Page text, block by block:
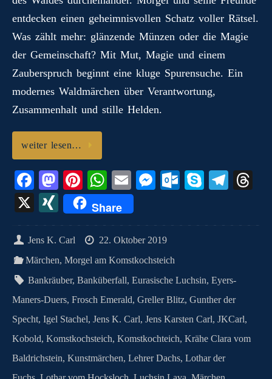
n
t
pp
er .c
o
m
m
G
entdecken einen geheimnisvollen Schatz voller Rätsel.
Was zählt mehr: glänzende Münzen oder die Magie
der Gemeinschaft? Mit Mut, Magie und einem
Zauberspruch beginnt eine kluge Spurensuche. Ein
modernes Waldmärchen über Verantwortung,
Zusammenhalt und stille Helden.
weiter lesen…
Fa
ce
bo
ok
M
as
to
do
n
Pi
nt
er
es
t
W
ha
ts
A
pp
E
m
ail
M
ng
er
O
o
m
S
Te
X
X
I
N
G
Share
Jens K. Carl
22. Oktober 2019
Märchen,Morgel am Komstkochsteich
Bankräuber,Banküberfall,Eurasische Luchsin,Eyers-
Maners-Duers, Frosch Emerald, Greller Blitz, Gunther der
Specht, Igel Stachel, Jens K. Carl, Jens Karsten Carl, JKCarl,
Kobold, Komstkochsteich, Komstkochteich, Krähe Clara vom
Baldrichstein, Kunstmärchen, Lehrer Dachs, Lothar der